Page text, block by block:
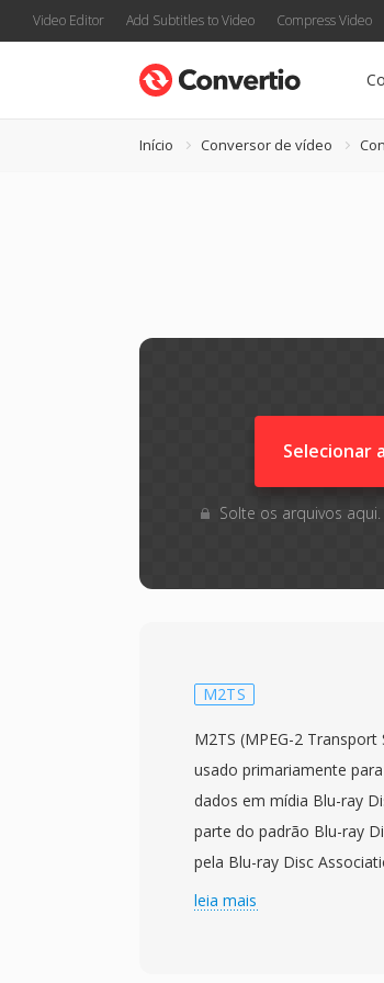
Video Editor Add Subtitles to Video Compress Video
Início Conversor de vídeo
Selecionar
Solte os arquivos
M2TS
M2TS (MPEG-2
usado primariamente
dados em mídia Blu-ray
parte do padrão Blu-ray
pela Blu-ray Disc
lancados em 2006. Os
leia mais